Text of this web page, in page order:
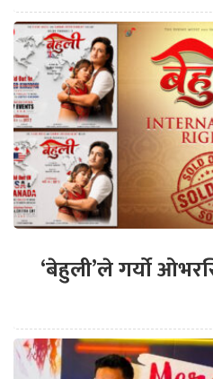
‘बेहुली’ले गर्यो